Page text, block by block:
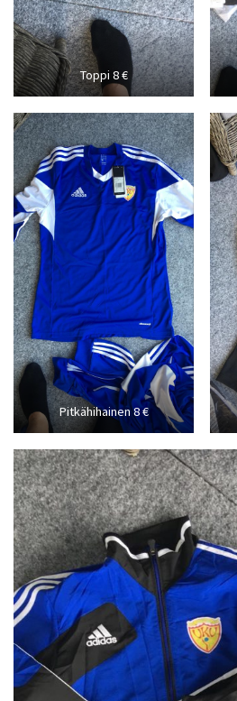
Toppi 8 €
Pitkähihainen 8 €